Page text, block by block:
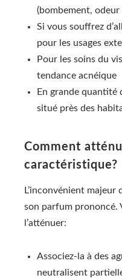
(bombement, odeur
Si vous souffrez
pour les usages
Pour les soins du
tendance acnéique
En grande quantité
situé près des
Comment
caractéristique?
L’inconvénient majeur
son parfum prononcé.
l’atténuer:
Associez-la à des
neutralisent